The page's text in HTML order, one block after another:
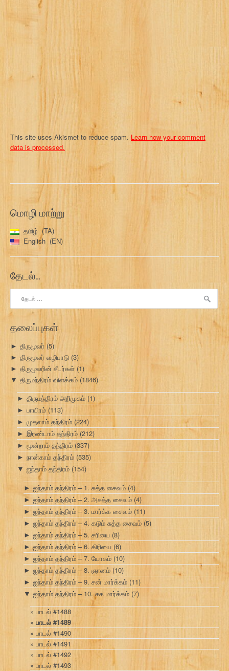
i
n
This site uses Akismet to reduce spam. Learn how your comment
data is processed.
மொழி மாற்று
தமிழ்
TA
English
EN
தேடல்…
தேடு:
தலைப்புகள்
► திருமூலர் (5)
► திருமூலர் வழிபாடு (3)
► திருமூலரின் சீடர்கள் (1)
▼ திருமந்திரம் விளக்கம் (1846)
► திருமந்திரம் அறிமுகம் (1)
► பாயிரம் (113)
► முதலாம் தந்திரம் (224)
► இரண்டாம் தந்திரம் (212)
► மூன்றாம் தந்திரம் (337)
► நான்காம் தந்திரம் (535)
▼ ஐந்தாம் தந்திரம் (154)
► ஐந்தாம் தந்திரம் – 1. சுத்த சைவம் (4)
► ஐந்தாம் தந்திரம் – 2. அசுத்த சைவம் (4)
► ஐந்தாம் தந்திரம் – 3. மார்க்க சைவம் (11)
► ஐந்தாம் தந்திரம் – 4. கடும் சுத்த சைவம் (5)
► ஐந்தாம் தந்திரம் – 5. சரியை (8)
► ஐந்தாம் தந்திரம் – 6. கிரியை (6)
► ஐந்தாம் தந்திரம் – 7. யோகம் (10)
► ஐந்தாம் தந்திரம் – 8. ஞானம் (10)
► ஐந்தாம் தந்திரம் – 9. சன் மார்க்கம் (11)
▼ ஐந்தாம் தந்திரம் – 10. சக மார்க்கம் (7)
பாடல் #1488
பாடல் #1489
பாடல் #1490
பாடல் #1491
பாடல் #1492
பாடல் #1493